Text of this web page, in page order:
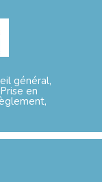
général,
en